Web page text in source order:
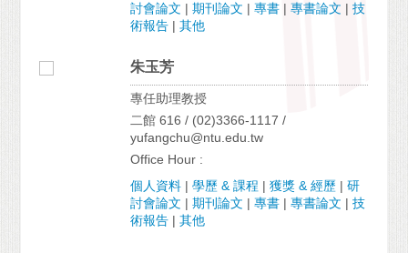
討會論文 |期刊論文 |專書 |專書論文 |技
術報告 |其他
朱玉芳
專任助理教授
二館 616 / (02)3366-1117 /
yufangchu@ntu.edu.tw
Office Hour :
個人資料 |學歷 & 課程 |獲獎 & 經歷 |研
討會論文 |期刊論文 |專書 |專書論文 |技
術報告 |其他